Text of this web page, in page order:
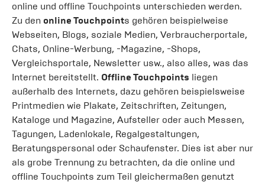
online und offline Touchpoints unterschieden werden.
Zu den online Touchpoints gehören beispielweise
Webseiten, Blogs, soziale Medien, Verbraucherportale,
Chats, Online-Werbung, -Magazine, -Shops,
Vergleichsportale, Newsletter usw., also alles, was das
Internet bereitstellt. Offline Touchpoints liegen
außerhalb des Internets, dazu gehören beispielsweise
Printmedien wie Plakate, Zeitschriften, Zeitungen,
Kataloge und Magazine, Aufsteller oder auch Messen,
Tagungen, Ladenlokale, Regalgestaltungen,
Beratungspersonal oder Schaufenster. Dies ist aber nur
als grobe Trennung zu betrachten, da die online und
offline Touchpoints zum Teil gleichermaßen genutzt